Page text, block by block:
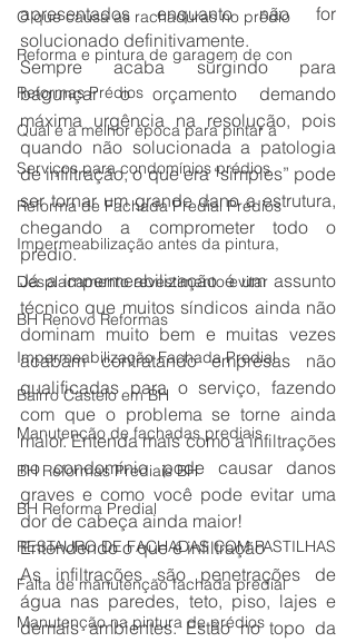
O que causa as rachaduras no prédio
Reforma e pintura de garagem de con
Reformas Prédios
Qual é a melhor época para pintar a
Serviços para condomínios prédios
Reforma de Fachada Predial Prédios
Impermeabilização antes da pintura,
Desplacamento revestimento evitar
BH Renovo Reformas
Impermeabilização Fachada Predial
Bairro Castelo em BH
Manutenção de fachadas prediais
BH Reformas Prediais BH
BH Reforma Predial
RESTAURO DE FACHADAS COM PASTILHAS
Falta de manutenção fachada predial
Manutenção na pintura de prédios
apresentados enquanto não for
solucionado definitivamente.
Sempre acaba surgindo para
bagunçar o orçamento demando
máxima urgência na resolução, pois
quando não solucionada a patologia
de infiltração, o que era “simples” pode
ser tornar um grande dano a estrutura,
chegando a comprometer todo o
prédio.
Já a impermeabilização é um assunto
técnico que muitos síndicos ainda não
dominam muito bem e muitas vezes
acabam contratando empresas não
qualificadas para o serviço, fazendo
com que o problema se torne ainda
maior. Entenda mais como a infiltrações
no condomínio pode causar danos
graves e como você pode evitar uma
dor de cabeça ainda maior!
Entendendo o que é infiltração
As infiltrações são penetrações de
água nas paredes, teto, piso, lajes e
demais ambientes. Estão no topo da